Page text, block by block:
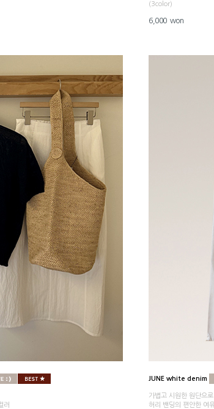
(3color)
6,000 won
러
JUNE white denim
가볍고 시원한 원단으
허리 밴딩의 편안한 여